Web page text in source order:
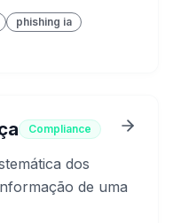
phishing ia
Compliance
dos
de uma